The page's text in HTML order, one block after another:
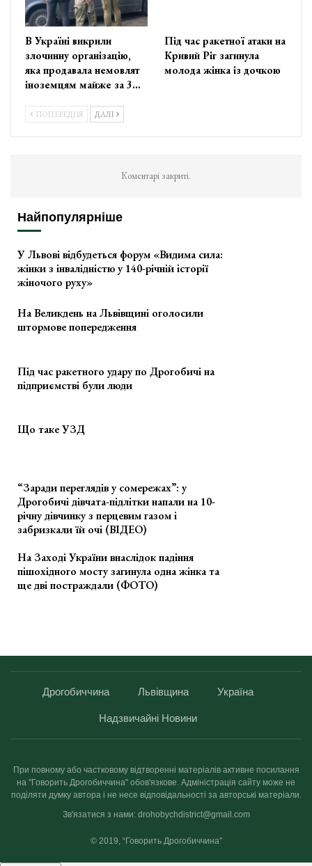
В Україні викрили
злочинну організацію,
яка продавала немовлят
іноземцям майже за 3…
Під час ракетної атаки на
Кривий Ріг загинула
молода жінка із дочкою
ПОПЕРЕДНЯ ДАЛІ
Коментарі закриті.
Найпопулярніше
У Львові відбудеться форум «Видима сила:
жінки з інвалідністю у 140-річній історії
жіночого руху»
На Великдень на Львівщині оголосили
штормове попередження
Під час ракетного удару по Дрогобичі на
підприємстві були люди
Що таке УЗД
“Заради переглядів у сомережах”: у
Дрогобичі дівчата-підлітки напали на 10-
річну дівчинку з перцевим газом і
забризкали їй очі (ВІДЕО)
На Заході України внаслідок падіння
пішохідного мосту загинула одна жінка та
ще дві постраждали (ФОТО)
Дрогобиччина Львівщина Україна
Надзвичайні Новини
При повному або частковому відтворенні матеріалів активне посилання
на "Говорить Дрогобиччина" обов'язкове. Адміністрація сайту може не
поділяти думку автора і не несе відповідальності за авторські матеріали.
Зв'язатися з нами: drohobychdistrict@gmail.com
© 2019, “Говорить Дрогобиччина”